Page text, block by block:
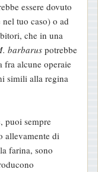
essere dovuto
tuo caso) o ad
che in una
barbaruspotrebbe
fra alcune operaie
simili alla regina
puoi sempre
allevamente di
farina, sono